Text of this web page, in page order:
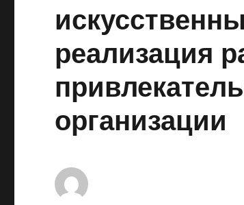
реализация
организации